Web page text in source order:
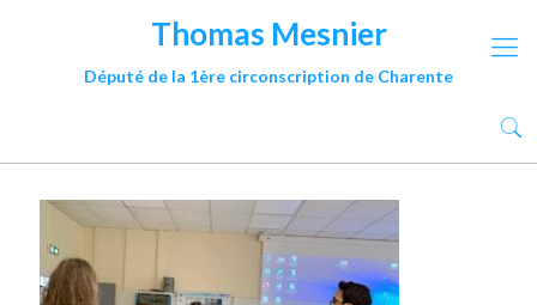
Thomas Mesnier
Député de la 1ère circonscription de Charente